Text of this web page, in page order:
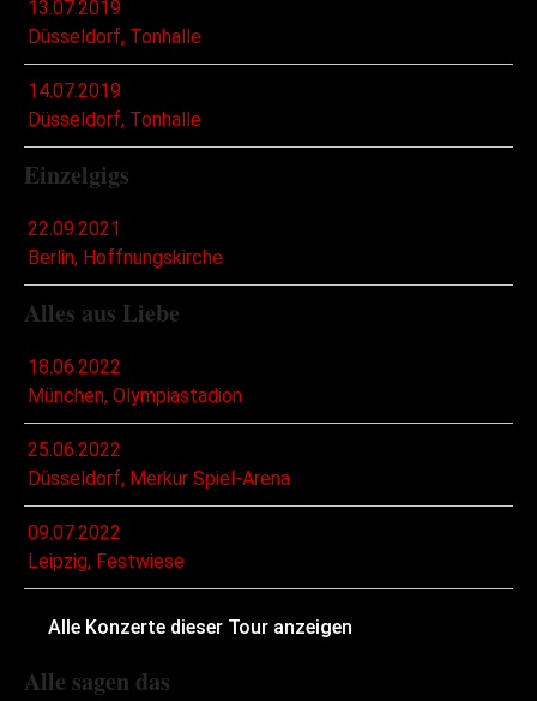
13.07.2019
Düsseldorf, Tonhalle
14.07.2019
Düsseldorf, Tonhalle
Einzelgigs
22.09.2021
Berlin, Hoffnungskirche
Alles aus Liebe
18.06.2022
München, Olympiastadion
25.06.2022
Düsseldorf, Merkur Spiel-Arena
09.07.2022
Leipzig, Festwiese
Alle Konzerte dieser Tour anzeigen
Alle sagen das